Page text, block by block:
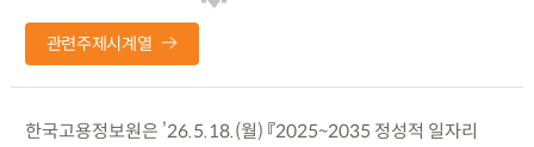
관련주제시계열
한국고용정보원은 ’26.5.18.(월) 『2025~2035 정성적 일자리